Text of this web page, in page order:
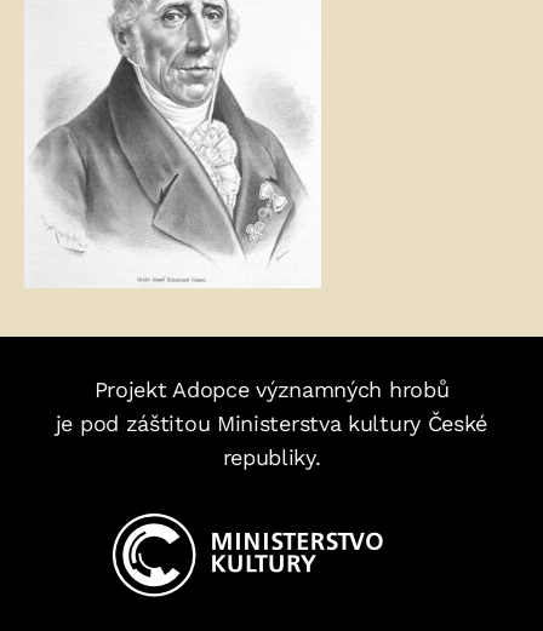
Projekt Adopce významných hrobů
je pod záštitou Ministerstva kultury České
republiky.